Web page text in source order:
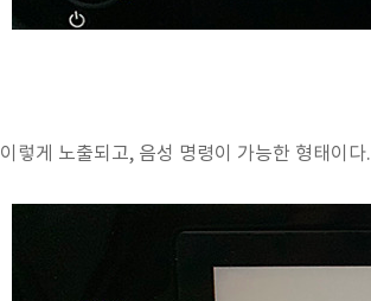
이렇게 노출되고, 음성 명령이 가능한 형태이다.